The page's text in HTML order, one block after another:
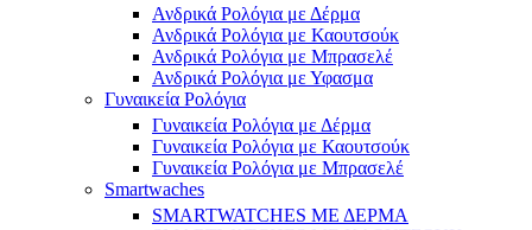
Ανδρικά Ρολόγια με Δέρμα
Ανδρικά Ρολόγια με Καουτσούκ
Ανδρικά Ρολόγια με Μπρασελέ
Ανδρικά Ρολόγια με Υφασμα
Γυναικεία Ρολόγια
Γυναικεία Ρολόγια με Δέρμα
Γυναικεία Ρολόγια με Καουτσούκ
Γυναικεία Ρολόγια με Μπρασελέ
Smartwaches
SMARTWATCHES ΜΕ ΔΕΡΜΑ